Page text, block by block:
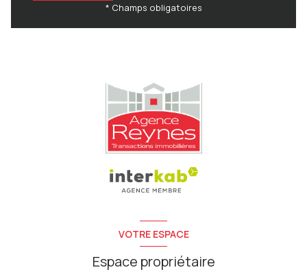
* Champs obligatoires
VOTRE ESPACE
Espace propriétaire